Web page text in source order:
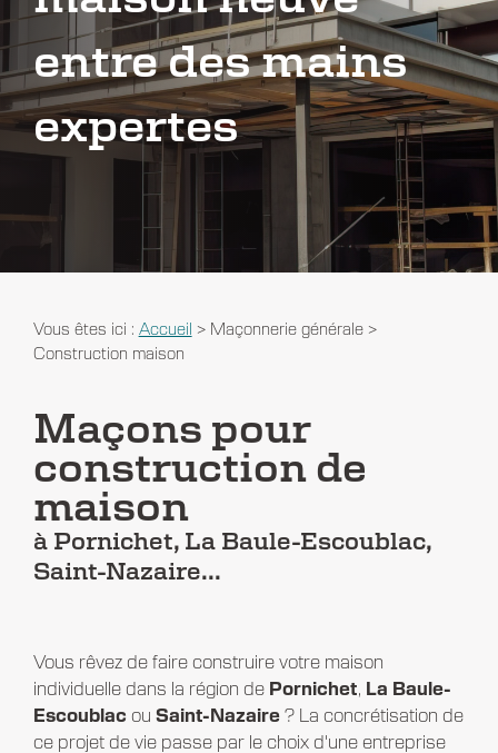
entre des mains
expertes
Vous êtes ici : Accueil > Maçonnerie générale>
Construction maison
Maçons pour
construction de
maison
à Pornichet, La Baule-Escoublac,
Saint-Nazaire...
Vous rêvez de faire construire votre maison
individuelle dans la région de Pornichet, La Baule-
Escoublac ou Saint-Nazaire? La concrétisation de
ce projet de vie passe par le choix d'une entreprise